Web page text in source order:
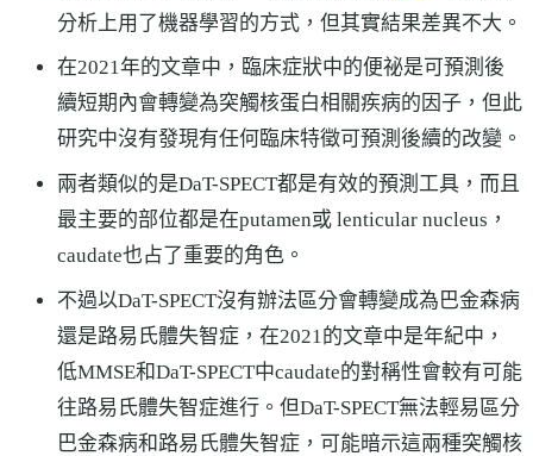
分析上用了機器學習的方式，但其實結果差異不大。
在2021年的文章中，臨床症狀中的便祕是可預測後
續短期內會轉變為突觸核蛋白相關疾病的因子，但此
研究中沒有發現有任何臨床特徵可預測後續的改變。
兩者類似的是DaT-SPECT都是有效的預測工具，而且
最主要的部位都是在putamen或 lenticular nucleus，
caudate也占了重要的角色。
不過以DaT-SPECT沒有辦法區分會轉變成為巴金森病
還是路易氏體失智症，在2021的文章中是年紀中，
低MMSE和DaT-SPECT中caudate的對稱性會較有可能
往路易氏體失智症進行。但DaT-SPECT無法輕易區分
巴金森病和路易氏體失智症，可能暗示這兩種突觸核